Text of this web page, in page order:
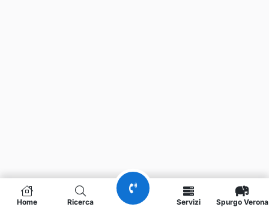
Home Ricerca Servizi Spurgo Verona